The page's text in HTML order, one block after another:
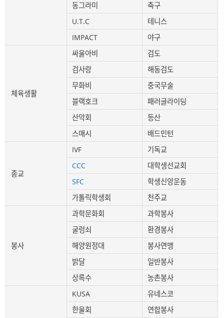
동그라미
축구
U.T.C
테니스
IMPACT
야구
체육생활
싸울아비
검도
검사랑
해동검도
무화비
중국무술
블랙호크
패러글라이딩
산악회
등산
스매시
배드민턴
종교
IVF
기독교
CCC
대학생선교회
SFC
학생신앙운동
가톨릭학생회
천주교
봉사
과학문화회
과학봉사
굴렁쇠
환경봉사
해양원정대
봉사연맹
밝달
일반봉사
상록수
농촌봉사
KUSA
유네스코
한울회
연합봉사